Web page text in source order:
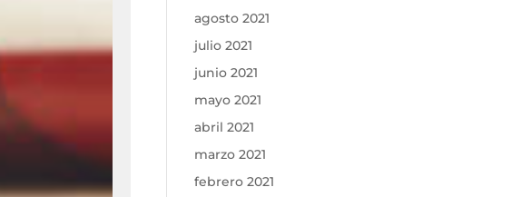
agosto 2021
julio 2021
junio 2021
mayo 2021
abril 2021
marzo 2021
febrero 2021